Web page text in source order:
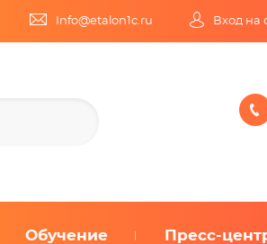
Info@etalon1c.ru Вход на
Обучение Пресс-